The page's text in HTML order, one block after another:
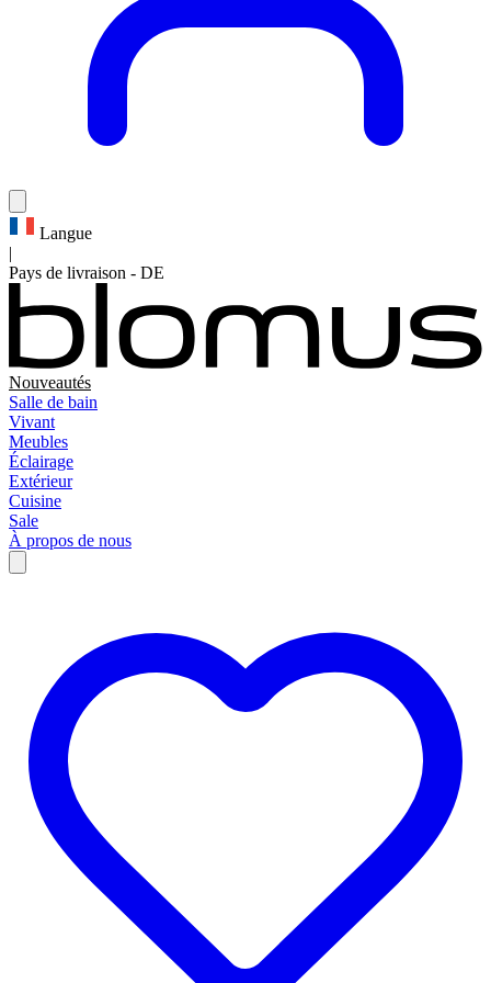
Langue
|
Pays de livraison - DE
Nouveautés
Salle de bain
Vivant
Meubles
Éclairage
Extérieur
Cuisine
Sale
À propos de nous